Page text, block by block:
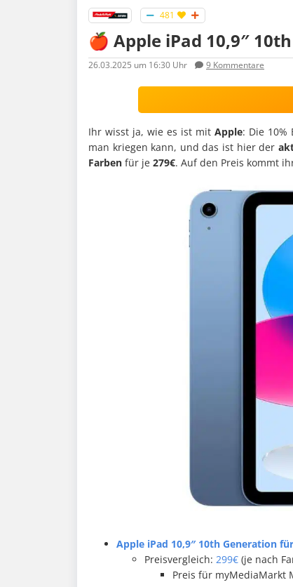
481
🍎 Apple iPad 10,9″
26.03.2025 um 16:30 Uhr 9 Kommentare
Ihr wisst ja, wie es ist mit Apple: Die 10%
man kriegen kann, und das ist hier der
Farben für je 279€. Auf den Preis kommt
Apple iPad 10,9″ 10th Generation
Preisvergleich: 299€ (je nach
Preis für myMediaMarkt